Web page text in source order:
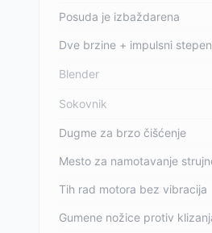
Posuda je izbaždarena
Dve brzine + impulsni stepen
Blender
Sokovnik
Dugme za brzo čišćenje
Mesto za namotavanje
Tih rad motora bez vibracija
Gumene nožice protiv